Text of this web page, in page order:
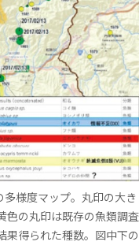
様度マップ。丸印の大き
色の丸印は既存の魚類調査
果得られた種数。図中下の